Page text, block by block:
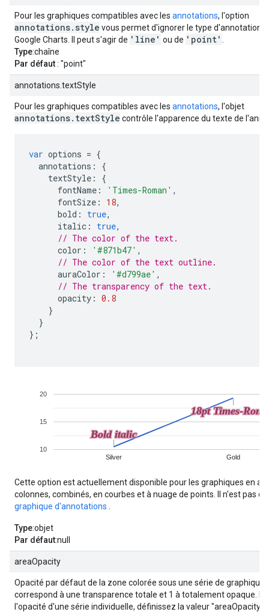
Pour les graphiques compatibles avec les annotations, l'option
annotations.style vous permet d'ignorer le type d'annotation
Google Charts. Il peut s'agir de 'line' ou de 'point'
Type:chaîne
Par défaut: "point"
annotations.textStyle
Pour les graphiques compatibles avec les annotations, l'objet
annotations.textStyle contrôle l'apparence du texte de
var options = {
annotations :
{
textStyle :
{
fontName : 'Times-Roman' ,
fontSize : 18,
bold : true,
italic : true,
// The color of the text.
color : '#871b47' ,
// The color of the text outline.
auraColor : '#d799ae' ,
// The transparency of the text.
opacity : 0.8
}
}
};
Cette option est actuellement disponible pour les graphiques en
colonnes, combinés, en courbes et à nuage de points. Il n'est pas
graphique d'annotations
Type:objet
Par défaut:null
areaOpacity
Opacité par défaut de la zone colorée sous une série de
correspond à une transparence totale et 1 à totalement opaque.
l'opacité d'une série individuelle, définissez la valeur "areaOpacity"